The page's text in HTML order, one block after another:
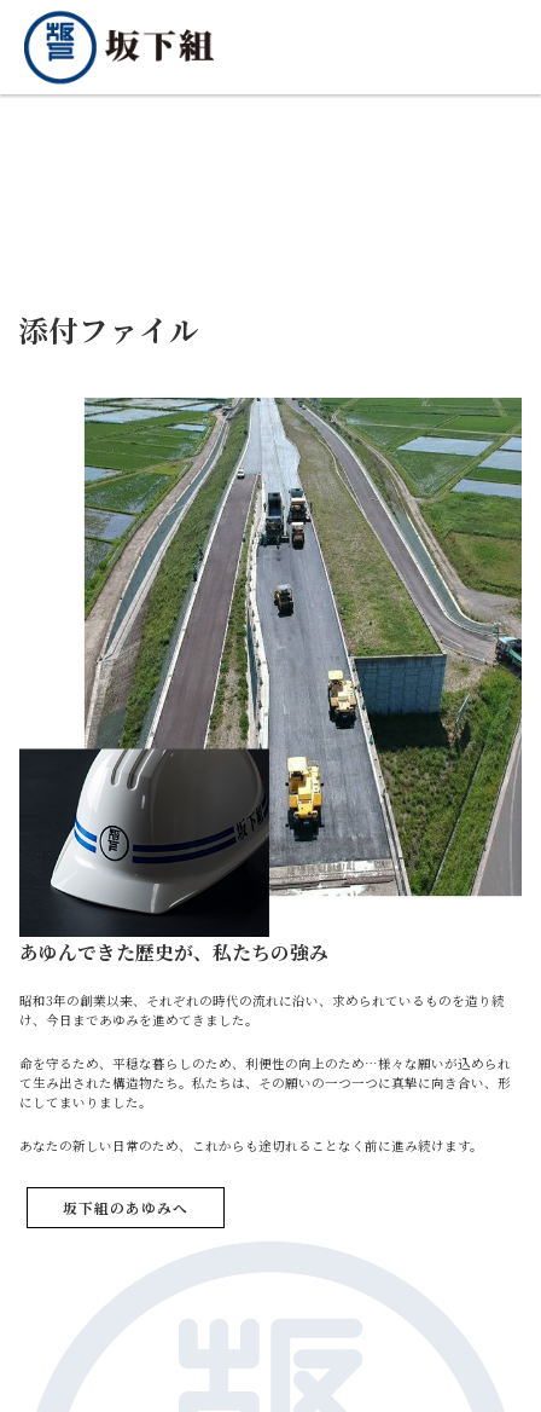
添付ファイル
あゆんできた歴史が、私たちの強み
昭和3年の創業以来、それぞれの時代の流れに沿い、求められているものを造り続
け、今日まであゆみを進めてきました。
命を守るため、平穏な暮らしのため、利便性の向上のため…様々な願いが込められ
て生み出された構造物たち。私たちは、その願いの一つ一つに真摯に向き合い、形
にしてまいりました。
あなたの新しい日常のため、これからも途切れることなく前に進み続けます。
坂下組のあゆみへ